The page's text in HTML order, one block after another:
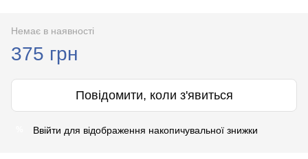
Немає в наявності
375 грн
Повідомити, коли з'явиться
Ввійти для відображення накопичувальної знижки